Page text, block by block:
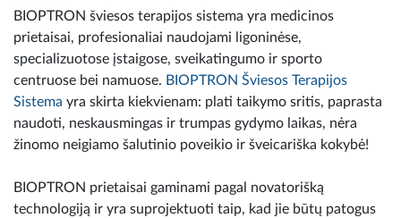
BIOPTRON šviesos terapijos sistema yra medicinos
prietaisai, profesionaliai naudojami ligoninėse,
specializuotose įstaigose, sveikatingumo ir sporto
centruose bei namuose. BIOPTRON Šviesos Terapijos
Sistema yra skirta kiekvienam: plati taikymo sritis, paprasta
naudoti, neskausmingas ir trumpas gydymo laikas, nėra
žinomo neigiamo šalutinio poveikio ir šveicariška kokybė!
BIOPTRON prietaisai gaminami pagal novatorišką
technologiją ir yra suprojektuoti taip, kad jie būtų patogus